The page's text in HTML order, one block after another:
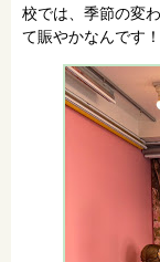
校では、季節の変
て賑やかなんです